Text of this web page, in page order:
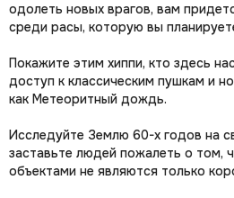
одолеть новых врагов, вам
среди расы, которую вы
Покажите этим хиппи, кто здесь
доступ к классическим пушкам и
как Метеоритный дождь.
Исследуйте Землю 60-х годов на
заставьте людей пожалеть о том,
объектами не являются только